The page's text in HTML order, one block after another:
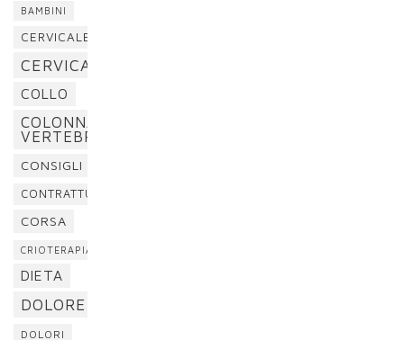
BAMBINI
CERVICALE
CERVICALGIA
COLLO
COLONNA
VERTEBRALE
CONSIGLI
CONTRATTURA
CORSA
CRIOTERAPIA
DIETA
DOLORE
DOLORI